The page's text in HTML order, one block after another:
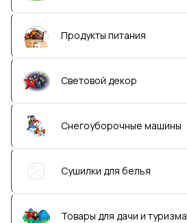
Продукты питания
Световой декор
Снегоуборочные машины
Сушилки для белья
Товары для дачи и туризма